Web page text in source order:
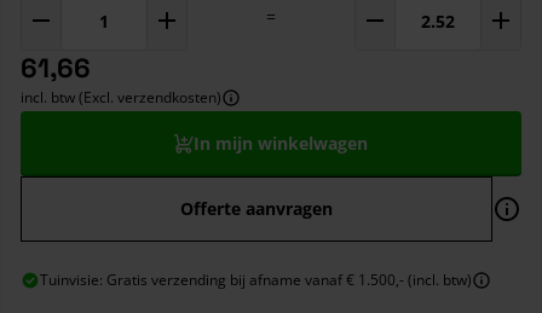
=
61,66
incl. btw (Excl. verzendkosten)
In mijn winkelwagen
Offerte aanvragen
Tuinvisie: Gratis verzending bij afname vanaf € 1.500,- (incl. btw)